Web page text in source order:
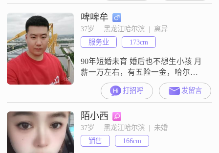
月收入在8001到12000元这个区间
##3002##在性格特征方面，我是一
个稳重可靠的人##3002##对于感
情，我比较看重双向奔赴，认为感
情需要两个人共同朝着同一个方向
努力，互
啤啤牟
37岁  |  黑龙江哈尔滨  |  离异
服务业
173cm
90年短婚未育 婚后也不想生小孩 月
薪一万左右，有五险一金，哈尔滨
松浦观江国际这面的贷款房，我车
刚卖 想找个有车的女朋友
##d83d####de04##
打招呼 发留言
陌小西
37岁  |  黑龙江哈尔滨  |  未婚
销售
166cm